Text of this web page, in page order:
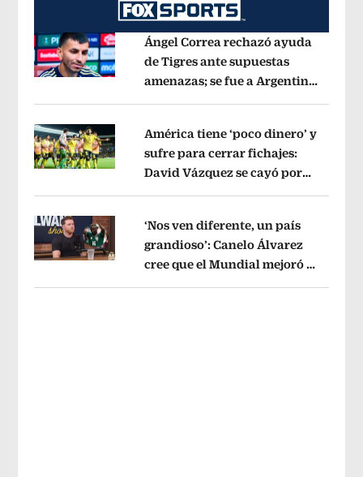
Opens in new window
Ángel Correa rechazó ayuda
de Tigres ante supuestas
amenazas; se fue a Argentina
Opens in new window
América tiene ‘poco dinero’ y
sufre para cerrar fichajes:
David Vázquez se cayó por
Opens in new window
‘Nos ven diferente, un país
grandioso’: Canelo Álvarez
cree que el Mundial mejoró la